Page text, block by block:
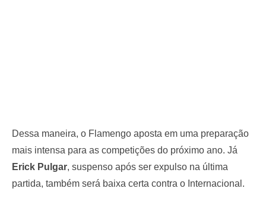
Dessa maneira, o Flamengo aposta em uma preparação
mais intensa para as competições do próximo ano. Já
Erick Pulgar, suspenso após ser expulso na última
partida, também será baixa certa contra o Internacional.